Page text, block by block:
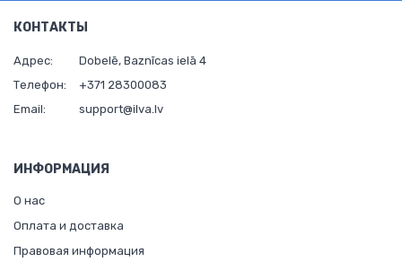
КОНТАКТЫ
Адрес:
Dobelē, Baznīcas ielā 4
Телефон:
+371 28300083
Email:
support@ilva.lv
ИНФОРМАЦИЯ
О нас
Оплата и доставка
Правовая информация